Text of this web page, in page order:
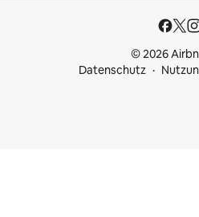
© 2026
Datenschutz